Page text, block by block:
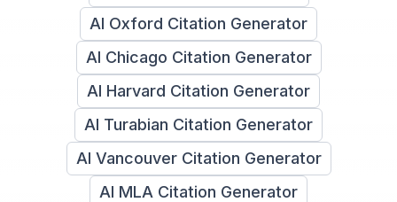
AI Oxford Citation Generator
AI Chicago Citation Generator
AI Harvard Citation Generator
AI Turabian Citation Generator
AI Vancouver Citation Generator
AI MLA Citation Generator